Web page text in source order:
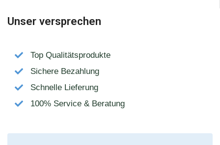
Unser versprechen
Top Qualitätsprodukte
Sichere Bezahlung
Schnelle Lieferung
100% Service & Beratung